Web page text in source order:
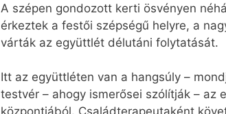
A szépen gondozott kerti ösvényen
érkeztek a festői szépségű helyre, a
várták az együttlét délutáni folytatását.
Itt az együttléten van a hangsúly –
testvér – ahogy ismerősei szólítják – az